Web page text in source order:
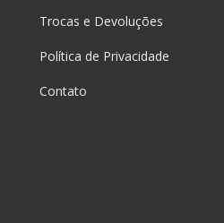
Trocas e Devoluções
Política de Privacidade
Contato